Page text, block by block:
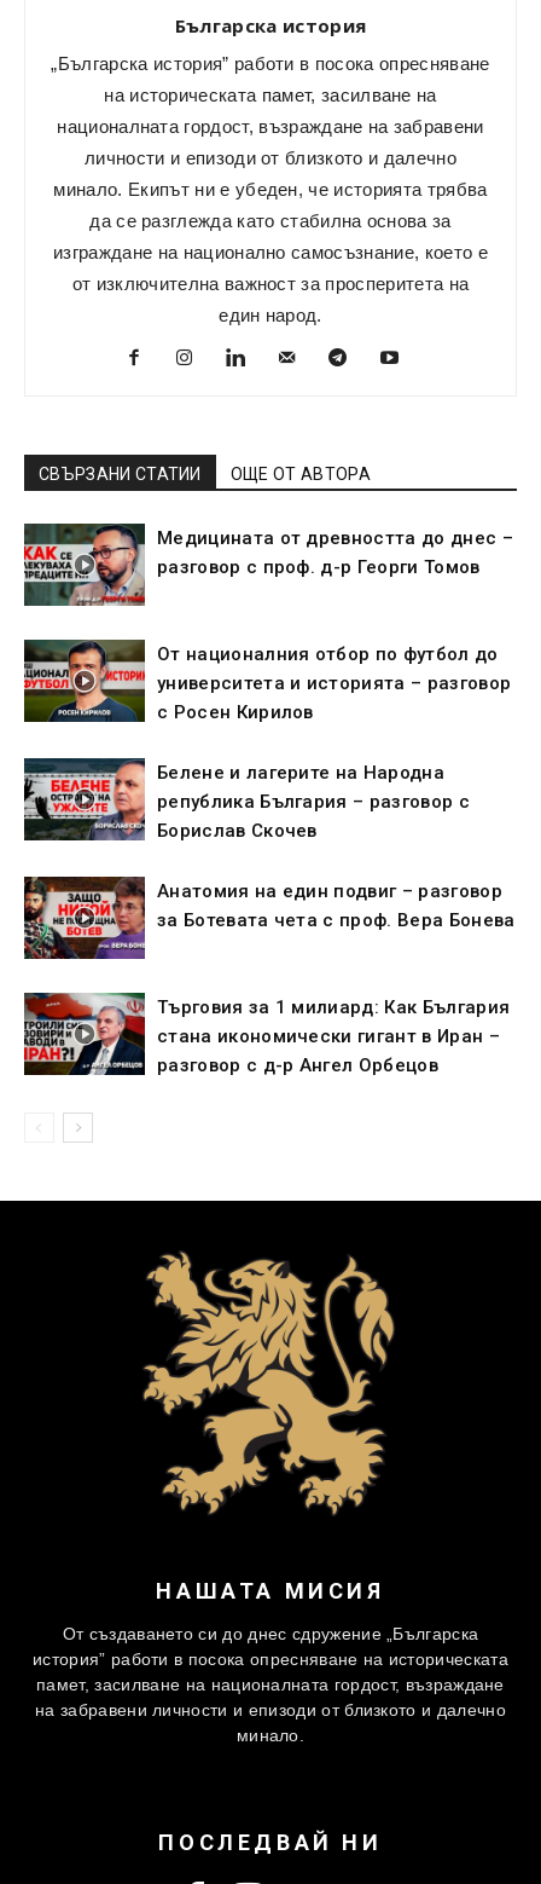
Българска история
„Българска история” работи в посока опресняване
на историческата памет, засилване на
националната гордост, възраждане на забравени
личности и епизоди от близкото и далечно
минало. Екипът ни е убеден, че историята трябва
да се разглежда като стабилна основа за
изграждане на национално самосъзнание, което е
от изключителна важност за просперитета на
един народ.
СВЪРЗАНИ СТАТИИ ОЩЕ ОТ АВТОРА
Медицината от древността до днес –
разговор с проф. д-р Георги Томов
От националния отбор по футбол до
университета и историята – разговор
с Росен Кирилов
Белене и лагерите на Народна
република България – разговор с
Борислав Скочев
Анатомия на един подвиг – разговор
за Ботевата чета с проф. Вера Бонева
Търговия за 1 милиард: Как България
стана икономически гигант в Иран –
разговор с д-р Ангел Орбецов
НАШАТА МИСИЯ
От създаването си до днес сдружение „Българска
история” работи в посока опресняване на историческата
памет, засилване на националната гордост, възраждане
на забравени личности и епизоди от близкото и далечно
минало.
ПОСЛЕДВАЙ НИ